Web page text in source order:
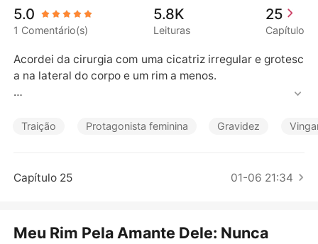
Baixar App
Bilionários
5.0
1 Comentário(s)
5.8K
Leituras
25
Capítulo
Acordei da cirurgia com uma cicatriz irregular e grotesc
a na lateral do corpo e um rim a menos.
aulo, não tinha me salvado de uma doença. Ele me usou
Por dez anos, fui sua sombra leal. Administrei seu impér
Traição Protagonista feminina Gravidez
Capítulo 25 01-06 21:34
Meu Rim Pela Amante Dele: Nunca